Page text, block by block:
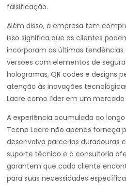
falsificação.
Além disso, a empresa tem
Isso significa que os clientes
incorporam as últimas
versões com elementos de
hologramas, QR codes e designs
atenção às inovações
Lacre como líder em um
A experiência acumulada ao
Tecno Lacre não apenas forneça
desenvolva parcerias duradouras
suporte técnico e a consultoria
garantem que cada cliente
para suas necessidades